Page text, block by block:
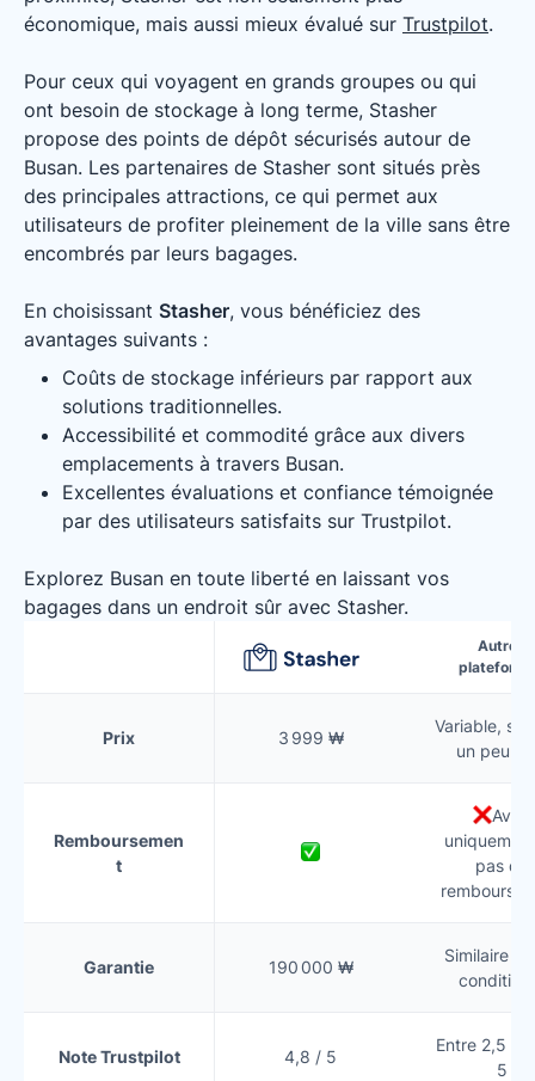
économique, mais aussi mieux évalué sur Trustpilot.
Pour ceux qui voyagent en grands groupes ou qui
ont besoin de stockage à long terme, Stasher
propose des points de dépôt sécurisés autour de
Busan. Les partenaires de Stasher sont situés près
des principales attractions, ce qui permet aux
utilisateurs de profiter pleinement de la ville sans être
encombrés par leurs bagages.
En choisissant Stasher, vous bénéficiez des
avantages suivants :
Coûts de stockage inférieurs par rapport aux
solutions traditionnelles.
Accessibilité et commodité grâce aux divers
emplacements à travers Busan.
Excellentes évaluations et confiance témoignée
par des utilisateurs satisfaits sur Trustpilot.
Explorez Busan en toute liberté en laissant vos
bagages dans un endroit sûr avec Stasher.
Autres
Prix 3 999 ₩
Variable,
un peu
Remboursemen
t
Avoir
pas de
Garantie 190 000 ₩
Similaire
Note Trustpilot 4,8 / 5
Entre 2,5 et
5